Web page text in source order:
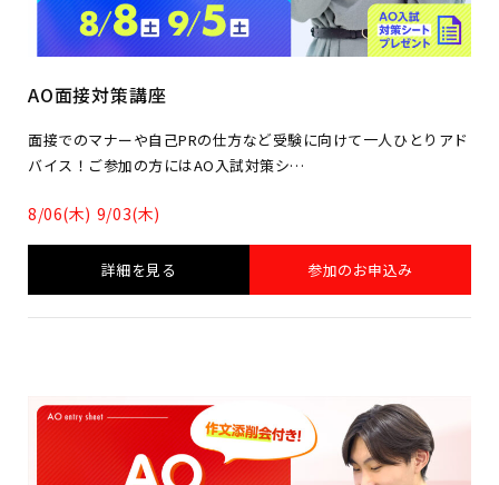
AO面接対策講座
面接でのマナーや自己PRの仕方など受験に向けて一人ひとりアド
バイス！ご参加の方にはAO入試対策シ…
8/06(木) 9/03(木)
詳細を見る 参加のお申込み